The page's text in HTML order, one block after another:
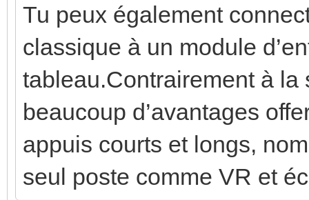
Tu peux également
classique à un module
tableau.Contrairement à
beaucoup d’avantages
appuis courts et longs,
seul poste comme VR et